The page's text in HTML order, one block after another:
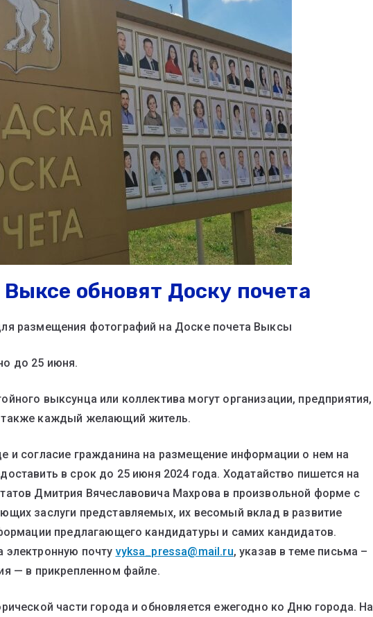
обновят Доску почета
размещения фотографий на Доске почета Выксы
до 25 июня.
выксунца или коллектива могут организации, предприятия,
каждый желающий житель.
и согласие гражданина на размещение информации о нем на
в срок до 25 июня 2024 года. Ходатайство пишется на
Дмитрия Вячеславовича Махрова в произвольной форме с
заслуги представляемых, их весомый вклад в развитие
предлагающего кандидатуры и самих кандидатов.
почту vyksa_pressa@mail.ru, указав в теме письма –
— в прикрепленном файле.
части города и обновляется ежегодно ко Дню города. На